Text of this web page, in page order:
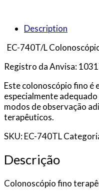
Description
EC-740T/L
Registro da Anvisa:
Este colonoscópio fino é
especialmente
modos de observação
terapêuticos.
SKU: EC-740TL
Descrição
Colonoscópio fino